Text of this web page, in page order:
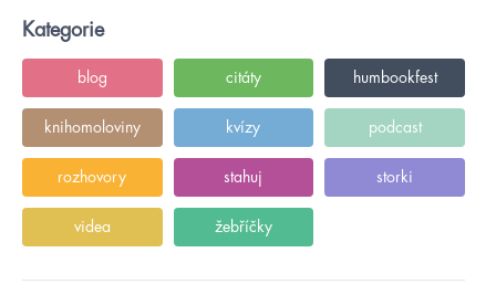
Kategorie
blog citáty humbookfest
knihomoloviny kvízy podcast
rozhovory stahuj storki
videa žebříčky